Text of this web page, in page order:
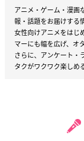
アニメ・ゲーム・漫画
報・話題をお届けする
女性向けアニメをはじ
マーにも幅を広げ、オ
さらに、アンケート・
タクがワクワク楽しめ